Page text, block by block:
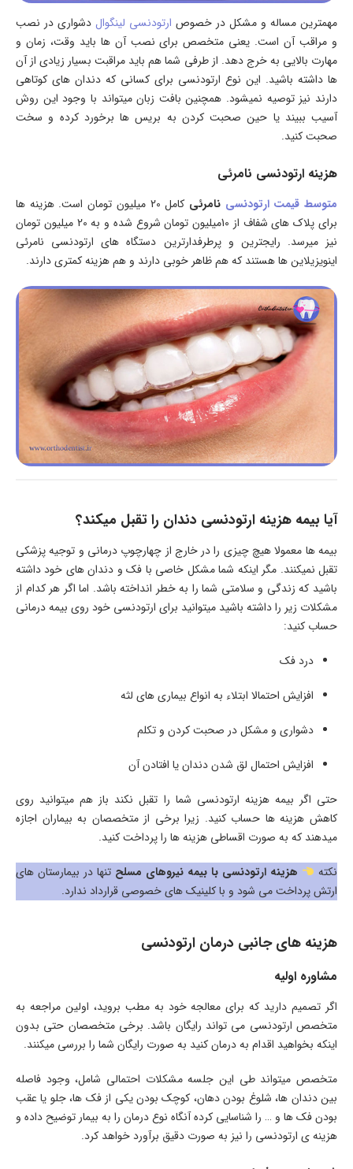
مهمترین مساله و مشکل در خصوص ارتودنسی لینگوال دشواری در نصب
و مراقب آن است. یعنی متخصص برای نصب آن ها باید وقت، زمان و
مهارت بالایی به خرج دهد. از طرفی شما هم باید مراقبت بسیار زیادی از آن
ها داشته باشید. این نوع ارتودنسی برای کسانی که دندان های کوتاهی
دارند نیز توصیه نمیشود. همچنین بافت زبان میتواند با وجود این روش
آسیب ببیند یا حین صحبت کردن به بریس ها برخورد کرده و سخت
صحبت کنید.
هزینه ارتودنسی نامرئی
متوسط قیمت ارتودنسی نامرئی
کامل 20 میلیون تومان است. هزینه ها
برای پلاک های شفاف از 10میلیون تومان شروع شده و به 20 میلیون تومان
نیز میرسد. رایجترین و پرطرفدارترین دستگاه های ارتودنسی نامرئی
اینویزیلاین ها هستند که هم ظاهر خوبی دارند و هم هزینه کمتری دارند.
آیا بیمه هزینه ارتودنسی دندان را تقبل میکند؟
بیمه ها معمولا هیچ چیزی را در خارج از چهارچوپ درمانی و توجیه پزشکی
تقبل نمیکنند. مگر اینکه شما مشکل خاصی با فک و دندان های خود داشته
باشید که زندگی و سلامتی شما را به خطر انداخته باشد. اما اگر هر کدام از
مشکلات زیر را داشته باشید میتوانید برای ارتودنسی خود روی بیمه درمانی
حساب کنید:
درد فک
افزایش احتمالا ابتلاء به انواع بیماری های لثه
دشواری و مشکل در صحبت کردن و تکلم
افزایش احتمال لق شدن دندان یا افتادن آن
حتی اگر بیمه هزینه ارتودنسی شما را تقبل نکند باز هم میتوانید روی
کاهش هزینه ها حساب کنید. زیرا برخی از متخصصان به بیماران اجازه
میدهند که به صورت اقساطی هزینه ها را پرداخت کنید.
نکته
هزینه ارتودنسی با بیمه نیروهای مسلح تنها در بیمارستان های
ارتش پرداخت می شود و با کلینیک های خصوصی قرارداد ندارد.
هزینه های جانبی درمان ارتودنسی
مشاوره اولیه
اگر تصمیم دارید که برای معالجه خود به مطب بروید، اولین مراجعه به
متخصص ارتودنسی می تواند رایگان باشد. برخی متخصصان حتی بدون
اینکه بخواهید اقدام به درمان کنید به صورت رایگان شما را بررسی میکنند.
متخصص میتواند طی این جلسه مشکلات احتمالی شامل، وجود فاصله
بین دندان ها، شلوغ بودن دهان، کوچک بودن یکی از فک ها، جلو یا عقب
بودن فک ها و … را شناسایی کرده آنگاه نوع درمان را به بیمار توضیح داده و
هزینه ی ارتودنسی را نیز به صورت دقیق برآورد خواهد کرد.